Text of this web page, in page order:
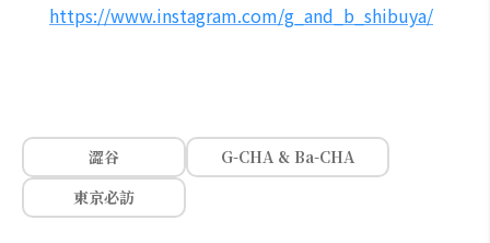
https://www.instagram.com/g_and_b_shibuya/
澀谷
G-CHA & Ba-CHA
東京必訪